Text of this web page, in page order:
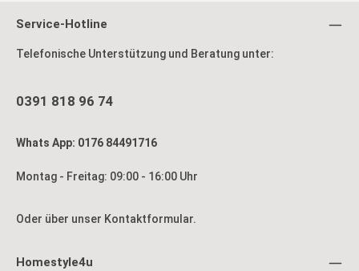
Service-Hotline
Telefonische Unterstützung und Beratung unter:
0391 818 96 74
Whats App: 0176 84491716
Montag - Freitag: 09:00 - 16:00 Uhr
Oder über unser Kontaktformular.
Homestyle4u